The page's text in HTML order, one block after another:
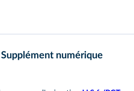
Supplément numérique